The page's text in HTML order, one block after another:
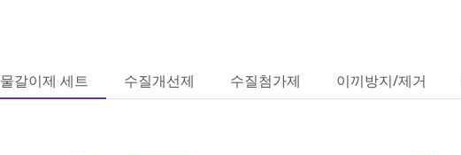
물갈이제 세트 수질개선제 수질첨가제 이끼방지/제거